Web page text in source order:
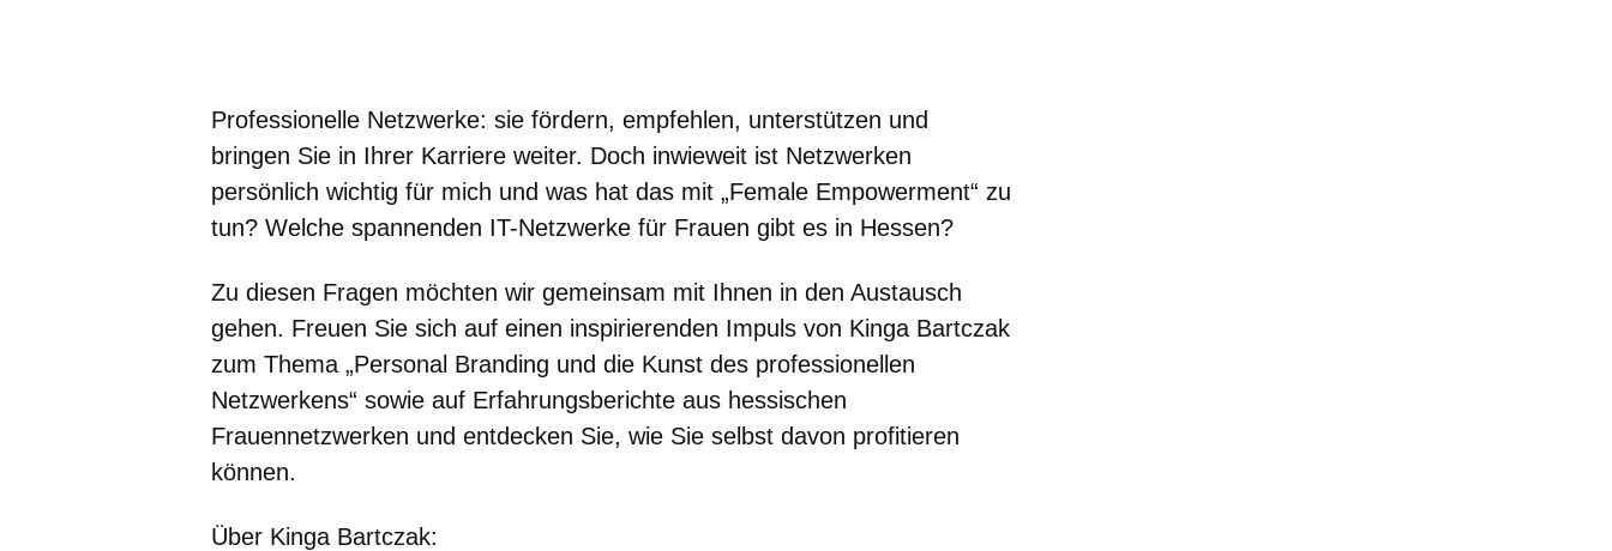
Professionelle Netzwerke: sie fördern, empfehlen, unterstützen und
bringen Sie in Ihrer Karriere weiter. Doch inwieweit ist Netzwerken
persönlich wichtig für mich und was hat das mit „Female Empowerment“ zu
tun? Welche spannenden IT-Netzwerke für Frauen gibt es in Hessen?
Zu diesen Fragen möchten wir gemeinsam mit Ihnen in den Austausch
gehen. Freuen Sie sich auf einen inspirierenden Impuls von Kinga Bartczak
zum Thema „Personal Branding und die Kunst des professionellen
Netzwerkens“ sowie auf Erfahrungsberichte aus hessischen
Frauennetzwerken und entdecken Sie, wie Sie selbst davon profitieren
können.
Über Kinga Bartczak: